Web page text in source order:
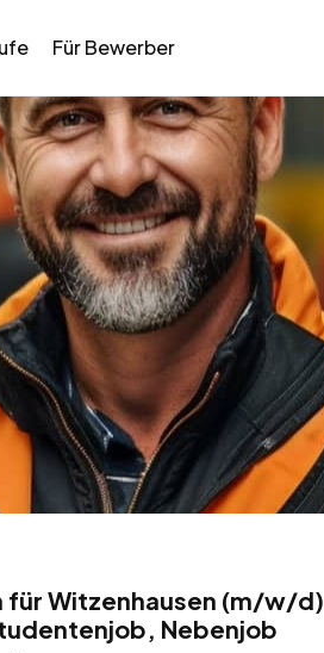
Für Bewerber
Witzenhausen (m/w/d)
Nebenjob